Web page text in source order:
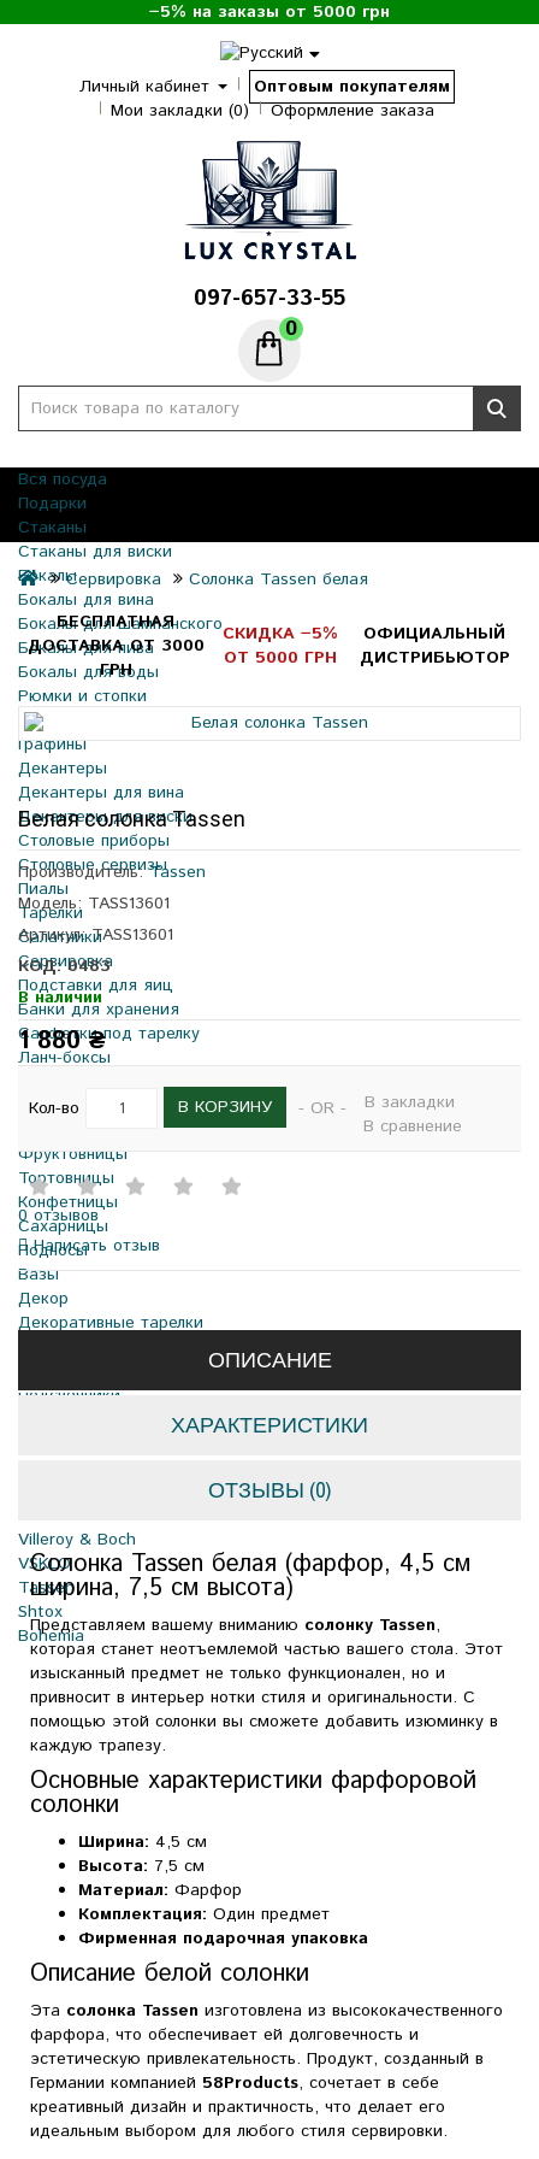
−5% на заказы от 5000 грн
Личный кабинет
Оптовым покупателям
Мои закладки (0)
Оформление заказа
097-657-33-55
0
Вся посуда
Подарки
Стаканы
Стаканы для виски
Бокалы
Бокалы для вина
Бокалы для шампанского
Бокалы для пива
Бокалы для воды
Рюмки и стопки
Кружки и чашки
Графины
Декантеры
Декантеры для вина
Декантеры для виски
Столовые приборы
Столовые сервизы
Пиалы
Тарелки
Салатники
Сервировка
Подставки для яиц
Банки для хранения
Салфетки под тарелку
Ланч-боксы
Чайники заварочные
Соусники
Фруктовницы
Тортовницы
Конфетницы
Сахарницы
Подносы
Вазы
Декор
Декоративные тарелки
Подсвечники
Villeroy & Boch
VSKLO
Tassen
Shtox
Bohemia
Сервировка
Солонка Tassen белая
БЕСПЛАТНАЯ
ДОСТАВКА ОТ 3000
ГРН
СКИДКА −5%
ОТ 5000 ГРН
ОФИЦИАЛЬНЫЙ
ДИСТРИБЬЮТОР
Белая солонка Tassen
Производитель:Tassen
Модель: TASS13601
Артикул: TASS13601
КОД: 0483
В наличии
1 880 ₴
Кол-во В КОРЗИНУ - OR -
В закладки
В сравнение
0 отзывов
Написать отзыв
ОПИСАНИЕ
ХАРАКТЕРИСТИКИ
ОТЗЫВЫ (0)
Солонка Tassen белая (фарфор, 4,5 см
ширина, 7,5 см высота)
Представляем вашему вниманию солонку Tassen,
которая станет неотъемлемой частью вашего стола. Этот
изысканный предмет не только функционален, но и
привносит в интерьер нотки стиля и оригинальности. С
помощью этой солонки вы сможете добавить изюминку в
каждую трапезу.
Основные характеристики фарфоровой
солонки
Ширина: 4,5 см
Высота: 7,5 см
Материал: Фарфор
Комплектация: Один предмет
Фирменная подарочная упаковка
Описание белой солонки
Эта солонка Tassen изготовлена из высококачественного
фарфора, что обеспечивает ей долговечность и
эстетическую привлекательность. Продукт, созданный в
Германии компанией 58Products, сочетает в себе
креативный дизайн и практичность, что делает его
идеальным выбором для любого стиля сервировки.